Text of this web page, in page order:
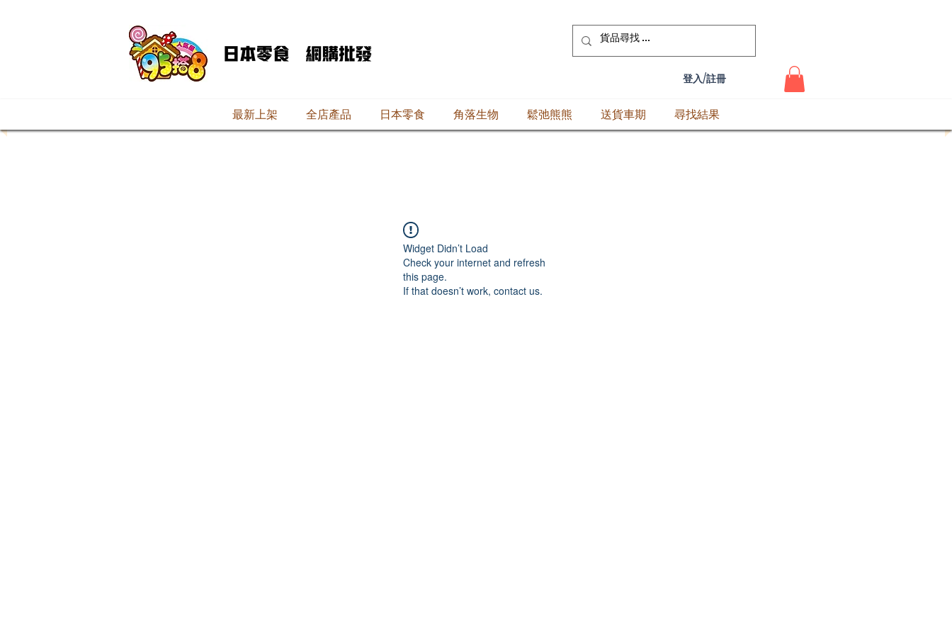
登入/註冊
最新上架 全店產品 日本零食 角落生物 鬆弛熊熊 送貨車期 尋找結果
Widget Didn’t Load
Check your internet and refresh
this page.
If that doesn’t work, contact us.